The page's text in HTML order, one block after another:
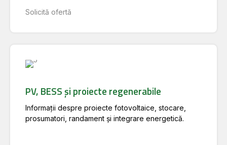
Solicită ofertă
PV, BESS și proiecte regenerabile
Informații despre proiecte fotovoltaice, stocare,
prosumatori, randament și integrare energetică.